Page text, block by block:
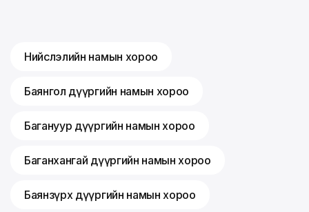
Нийслэлийн намын хороо
Баянгол дүүргийн намын хороо
Багануур дүүргийн намын хороо
Баганхангай дүүргийн намын хороо
Баянзүрх дүүргийн намын хороо